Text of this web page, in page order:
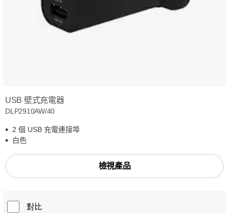
USB 壁式充電器
DLP2910AW/40
2 個 USB 充電連接埠
白色
檢視產品
對比